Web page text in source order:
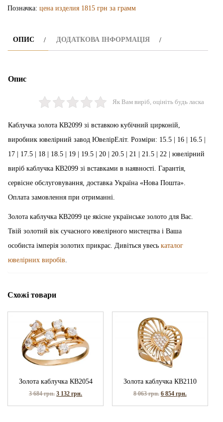
Позначка: цена изделия 1815 грн за грамм
ОПИС ДОДАТКОВА ІНФОРМАЦІЯ
Опис
Як Вам виріб, оцініть будь ласка
Каблучка золота КВ2099 зі вставкою кубічний цирконій,
виробник ювелірний завод ЮвелірЕліт. Розміри: 15.5 | 16 | 16.5 |
17 | 17.5 | 18 | 18.5 | 19 | 19.5 | 20 | 20.5 | 21 | 21.5 | 22 | ювелірний
виріб каблучка КВ2099 зі вставками в наявності. Гарантія,
сервісне обслуговування, доставка Україна «Нова Пошта».
Оплата замовлення при отриманні.
Золота каблучка КВ2099 це якісне українське золото для Вас.
Твій золотий вік сучасного ювелірного мистецтва і Ваша
особиста імперія золотих прикрас. Дивіться увесь каталог
ювелірних виробів
Схожі товари
Золота каблучка КВ2054
3 684грн. 3 132грн.
Золота каблучка КВ2110
8 063грн. 6 854 грн.